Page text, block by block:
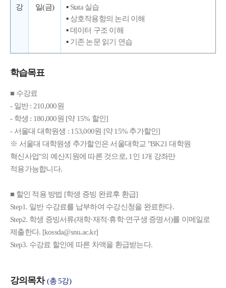
강
일(금)
▪ Stata 실습
▪ 상호작용항의 논리 이해
▪데이터 구조 이해
▪ 기존 논문 읽기 연습
학습목표
■ 수강료
- 일반 : 210,000원
- 학생 : 180,000원 [약 15% 할인]
- 서울대 대학원생 : 153,000원 [약 15% 추가할인]
※ 서울대 대학원생 추가할인은 서울대학교 "BK21 대학원
혁신사업"의 예산지원에 따른 것으로, 1인 1개 강좌만
적용가능합니다.
■ 할인 적용 방법 [학생 증빙 완료후 환급]
Step1. 일반 수강료를 납부하여 수강신청을 완료한다.
Step2. 학생 증빙서류(재학·재적·휴학·연구생 증명서)를 이메일로
제출한다. [kossda@snu.ac.kr]
Step3. 수강료 할인에 따른 차액을 환급받는다.
강의목차 (총 5강)